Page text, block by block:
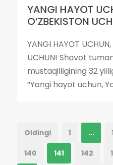
YANGI HAYOT
O‘ZBEKISTON
YANGI HAYOT
UCHUN! Shovot
mustaqilligining 32
“Yangi hayot uchun,
Oldingi 1 ...
140 141 142